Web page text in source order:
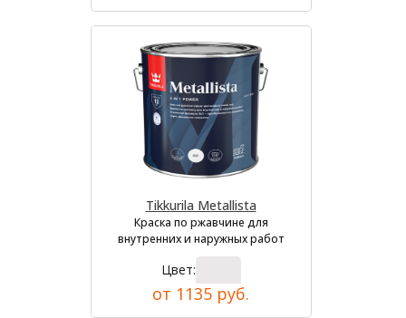
Tikkurila Metallista
Краска по ржавчине для
внутренних и наружных работ
Цвет:
от 1135 руб.